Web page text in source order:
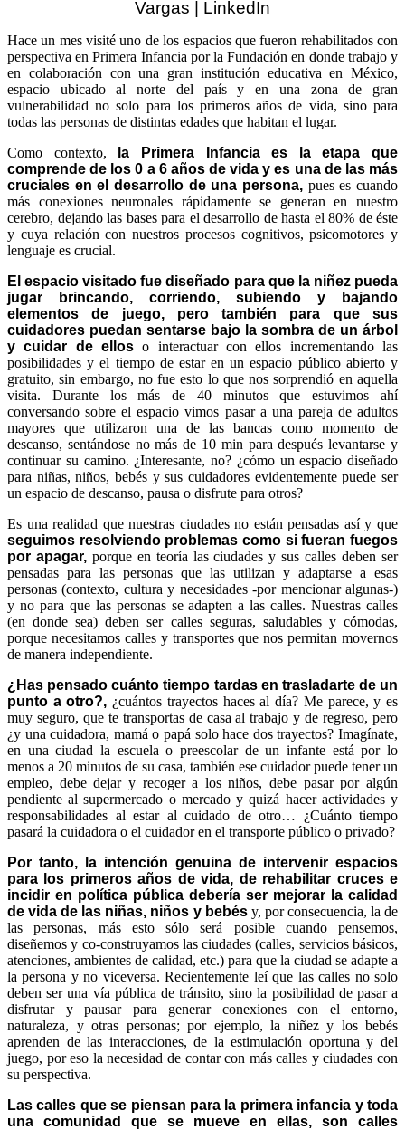
Vargas | LinkedIn
Hace un mes visité uno de los espacios que fueron rehabilitados con
perspectiva en Primera Infancia por la Fundación en donde trabajo y
en colaboración con una gran institución educativa en México,
espacio ubicado al norte del país y en una zona de gran
vulnerabilidad no solo para los primeros años de vida, sino para
todas las personas de distintas edades que habitan el lugar.
Como contexto,
la Primera Infancia es la etapa que
comprende de los 0 a 6 años de vida y es una de las más
cruciales en el desarrollo de una persona, pues es cuando
más conexiones neuronales rápidamente se generan en nuestro
cerebro, dejando las bases para el desarrollo de hasta el 80% de éste
y cuya relación con nuestros procesos cognitivos, psicomotores y
lenguaje es crucial.
El espacio visitado fue diseñado para que la niñez pueda
jugar brincando, corriendo, subiendo y bajando
elementos de juego, pero también para que sus
cuidadores puedan sentarse bajo la sombra de un árbol
y cuidar de ellos o interactuar con ellos incrementando las
posibilidades y el tiempo de estar en un espacio público abierto y
gratuito, sin embargo, no fue esto lo que nos sorprendió en aquella
visita. Durante los más de 40 minutos que estuvimos ahí
conversando sobre el espacio vimos pasar a una pareja de adultos
mayores que utilizaron una de las bancas como momento de
descanso, sentándose no más de 10 min para después levantarse y
continuar su camino. ¿Interesante, no? ¿cómo un espacio diseñado
para niñas, niños, bebés y sus cuidadores evidentemente puede ser
un espacio de descanso, pausa o disfrute para otros?
Es una realidad que nuestras ciudades no están pensadas así y que
seguimos resolviendo problemas como si fueran fuegos
por apagar,porque en teoría las ciudades y sus calles deben ser
pensadas para las personas que las utilizan y adaptarse a esas
personas (contexto, cultura y necesidades -por mencionar algunas-)
y no para que las personas se adapten a las calles. Nuestras calles
(en donde sea) deben ser calles seguras, saludables y cómodas,
porque necesitamos calles y transportes que nos permitan movernos
de manera independiente.
¿Has pensado cuánto tiempo tardas en trasladarte de un
punto a otro?, ¿cuántos trayectos haces al día? Me parece, y es
muy seguro, que te transportas de casa al trabajo y de regreso, pero
¿y una cuidadora, mamá o papá solo hace dos trayectos? Imagínate,
en una ciudad la escuela o preescolar de un infante está por lo
menos a 20 minutos de su casa, también ese cuidador puede tener un
empleo, debe dejar y recoger a los niños, debe pasar por algún
pendiente al supermercado o mercado y quizá hacer actividades y
responsabilidades al estar al cuidado de otro… ¿Cuánto tiempo
pasará la cuidadora o el cuidador en el transporte público o privado?
Por tanto, la intención genuina de intervenir espacios
para los primeros años de vida, de rehabilitar cruces e
incidir en política pública debería ser mejorar la calidad
de vida de las niñas, niños y bebés y, por consecuencia, la de
las personas, más esto sólo será posible cuando pensemos,
diseñemos y co-construyamos las ciudades (calles, servicios básicos,
atenciones, ambientes de calidad, etc.) para que la ciudad se adapte a
la persona y no viceversa. Recientemente leí que las calles no solo
deben ser una vía pública de tránsito, sino la posibilidad de pasar a
disfrutar y pausar para generar conexiones con el entorno,
naturaleza, y otras personas; por ejemplo, la niñez y los bebés
aprenden de las interacciones, de la estimulación oportuna y del
juego, por eso la necesidad de contar con más calles y ciudades con
su perspectiva.
Las calles que se piensan para la primera infancia y toda
una comunidad que se mueve en ellas, son calles